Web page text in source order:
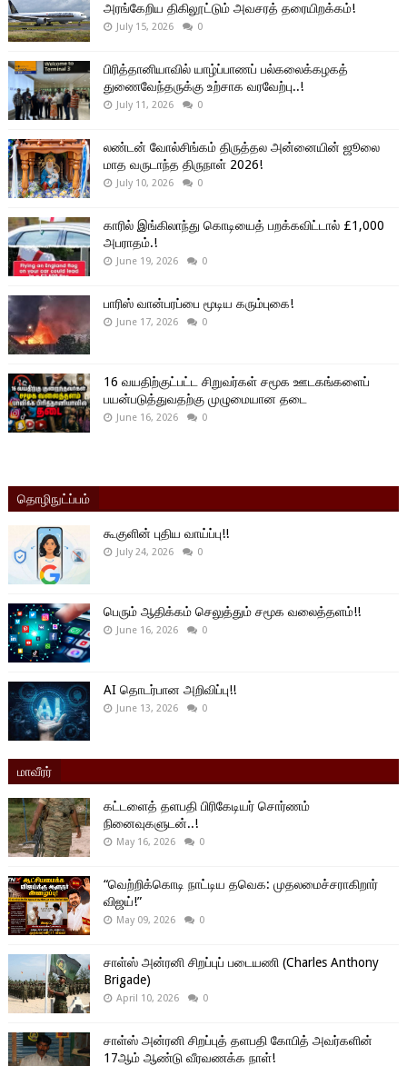
அரங்கேறிய திகிலூட்டும் அவசரத் தரையிறக்கம்!
July 15, 2026 0
பிரித்தானியாவில் யாழ்ப்பாணப் பல்கலைக்கழகத்
துணைவேந்தருக்கு உற்சாக வரவேற்பு..!
July 11, 2026 0
லண்டன் வோல்சிங்கம் திருத்தல அன்னையின் ஜூலை
மாத வருடாந்த திருநாள் 2026!
July 10, 2026 0
காரில் இங்கிலாந்து கொடியைத் பறக்கவிட்டால் £1,000
அபராதம்.!
June 19, 2026 0
பாரிஸ் வான்பரப்பை மூடிய கரும்புகை!
June 17, 2026 0
16 வயதிற்குட்பட்ட சிறுவர்கள் சமூக ஊடகங்களைப்
பயன்படுத்துவதற்கு முழுமையான தடை
June 16, 2026 0
தொழிநுட்ப்பம்
கூகுளின் புதிய வாய்ப்பு!!
July 24, 2026 0
பெரும் ஆதிக்கம் செலுத்தும் சமூக வலைத்தளம்!!
June 16, 2026 0
AI தொடர்பான அறிவிப்பு!!
June 13, 2026 0
மாவீரர்
கட்டளைத் தளபதி பிரிகேடியர் சொர்ணம்
நினைவுகளுடன்..!
May 16, 2026 0
“வெற்றிக்கொடி நாட்டிய தவெக: முதலமைச்சராகிறார்
விஜய்!”
May 09, 2026 0
சாள்ஸ் அன்ரனி சிறப்புப் படையணி (Charles Anthony
Brigade)
April 10, 2026 0
சாள்ஸ் அன்ரனி சிறப்புத் தளபதி கோபித் அவர்களின்
17ஆம் ஆண்டு வீரவணக்க நாள்!